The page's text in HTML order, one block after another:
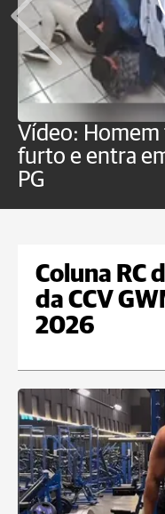
Vídeo:
furto e entra
PG
Coluna RC
da CCV
2026